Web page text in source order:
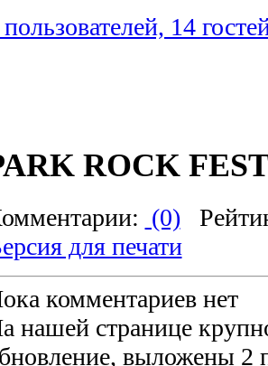
14
ROCK
(0)
для печати
комментариев нет
нашей странице
выложены 2